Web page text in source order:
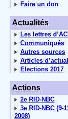
Faire un don
Actualités
Les lettres
Communiqués
Autres sources
Articles
Elections 2017
Actions
2e RID-NBC
3e RID-NBC (9-
2008)